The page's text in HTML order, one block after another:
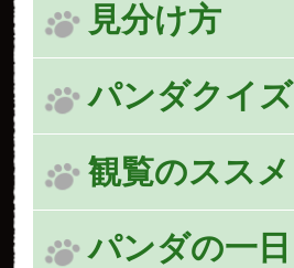
見分け方
パンダクイズ
観覧のススメ
パンダの一日